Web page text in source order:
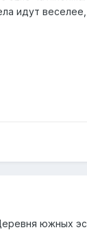
идут
южных